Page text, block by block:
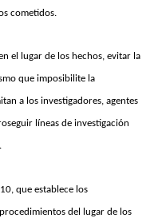
cometidos.
el lugar de los hechos, evitar la
que imposibilite la
a los investigadores, agentes
líneas de investigación
que establece los
del lugar de los